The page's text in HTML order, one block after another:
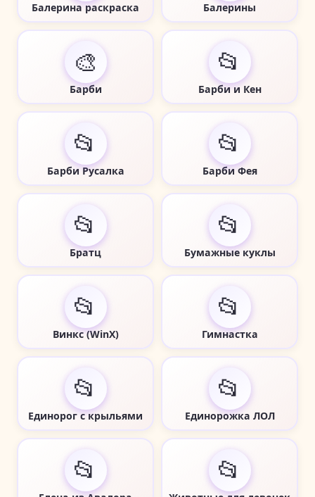
Балерина раскраска Балерины
🎨
Барби
📂
Барби и Кен
📂
Барби Русалка
📂
Барби Фея
📂
Братц
📂
Бумажные куклы
📂
Винкс (WinX)
📂
Гимнастка
📂
Единорог с крыльями
📂
Единорожка ЛОЛ
📂 📂